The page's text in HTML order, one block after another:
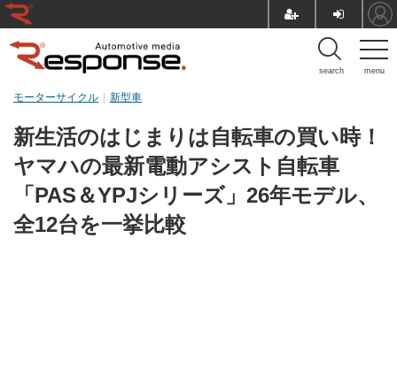
menu
search
新生活のはじまりは自転車の買い時！
ヤマハの最新電動アシスト自転車
「PAS＆YPJシリーズ」26年モデル、
全12台を一挙比較
モーターサイクル 新型車